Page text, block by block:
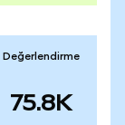
Değerlendirme
75.8K